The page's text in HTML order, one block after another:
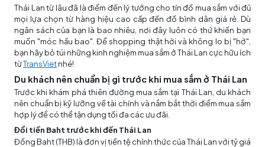
Thái Lan từ lâu đã là điểm đến lý tưởng cho tín đồ mua sắm với đủ
mọi lựa chọn từ hàng hiệu cao cấp đến đồ bình dân giá rẻ. Dù
ngân sách của bạn là bao nhiêu, nơi đây luôn có thứ khiến bạn
muốn "móc hầu bao". Để shopping thật hời và không lo bị "hớ",
bạn hãy bỏ túi những kinh nghiệm mua sắm ở Thái Lan cực hữu ích
từTransVietnhé!
Du khách nên chuẩn bị gì trước khi mua sắm ở Thái Lan
Trước khi khám phá thiên đường mua sắm tại Thái Lan, du khách
nên chuẩn bị kỹ lưỡng về tài chính và nắm bắt thời điểm mua sắm
hợp lý để có thể tận dụng tối đa các ưu đãi.
Đổi tiền Baht trước khi đến Thái Lan
Đồng Baht (THB) là đơn vị tiền tệ chính thức của Thái Lan với tỷ giá